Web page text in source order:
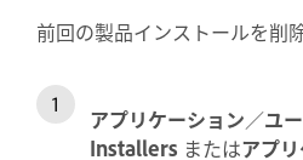
前回の製品インストールを削
アプリケーション／ユ
Installers またはアプ